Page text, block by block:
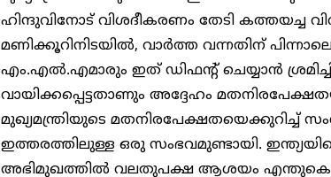
ഹിന്ദുവിനോട് വിശദീകരണം തേടി കത്തയച്ച
മണിക്കൂറിനിടയിൽ, വാർത്ത വന്നതിന്
എം.എൽ.എമാരും ഇത് ഡിഫന്റ് ചെയ്യാൻ
വായിക്കപ്പെട്ടതാണും അദ്ദേഹം
മുഖ്യമന്ത്രിയുടെ മതനിരപേക്ഷതയെക്കുറിച്ച്
ഇത്തരത്തിലുള്ള ഒരു സംഭവമുണ്ടായി.
അഭിമുഖത്തിൽ വലതുപക്ഷ ആശയം